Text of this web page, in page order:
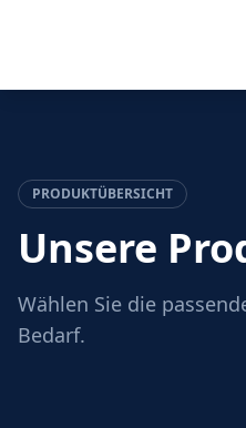
PRODUKTÜBERSICHT
Unsere
Wählen Sie die
Bedarf.